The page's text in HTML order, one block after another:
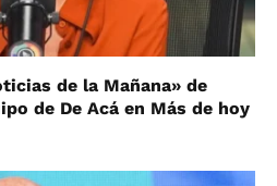
de la Mañana» de
de De Acá en Más de hoy